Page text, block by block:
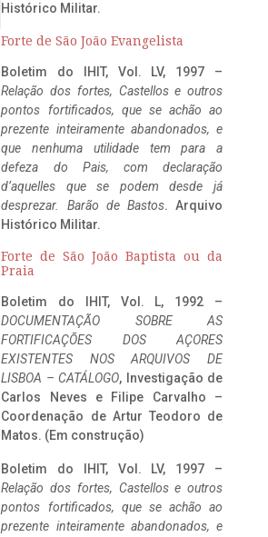
Histórico Militar.
Forte de São João Evangelista
Boletim do IHIT, Vol. LV, 1997 –
Relação dos fortes, Castellos e outros
pontos fortificados, que se achão ao
prezente inteiramente abandonados, e
que nenhuma utilidade tem para a
defeza do Pais, com declaração
d’aquelles que se podem desde já
desprezar. Barão de Bastos. Arquivo
Histórico Militar.
Forte de São João Baptista ou da
Praia
Boletim do IHIT, Vol. L, 1992 –
DOCUMENTAÇÃO SOBRE AS
FORTIFICAÇÕES DOS AÇORES
EXISTENTES NOS ARQUIVOS DE
LISBOA – CATÁLOGO, Investigação de
Carlos Neves e Filipe Carvalho –
Coordenação de Artur Teodoro de
Matos. (Em construção)
Boletim do IHIT, Vol. LV, 1997 –
Relação dos fortes, Castellos e outros
pontos fortificados, que se achão ao
prezente inteiramente abandonados, e